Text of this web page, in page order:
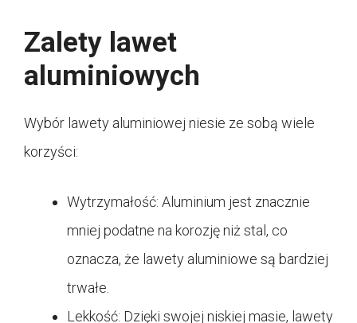
Zalety lawet
aluminiowych
Wybór lawety aluminiowej niesie ze sobą wiele
korzyści:
Wytrzymałość: Aluminium jest znacznie
mniej podatne na korozję niż stal, co
oznacza, że lawety aluminiowe są bardziej
trwałe.
Lekkość: Dzięki swojej niskiej masie, lawety